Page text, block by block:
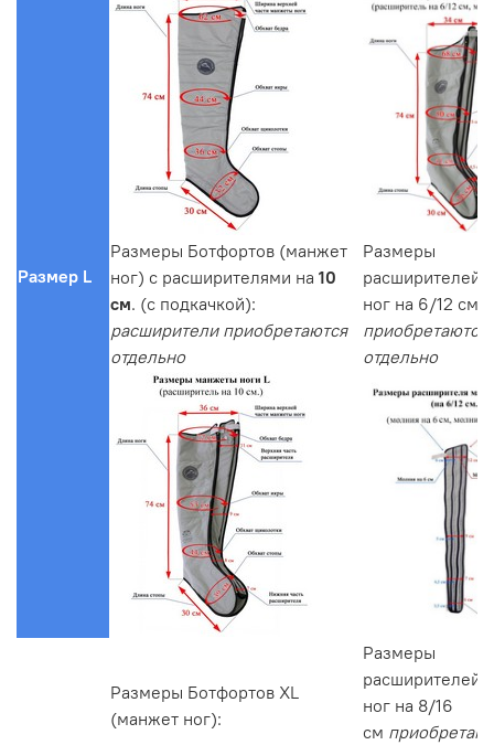
Размер L
Размеры Ботфортов (манжет
ног) с расширителями на 10
см. (с подкачкой):
расширители приобретаются
отдельно
Размеры
расширителей
ног на 6/12 см.
приобретаются
отдельно
Размеры Ботфортов XL
(манжет ног):
Размеры
расширителей
ног на 8/16
см